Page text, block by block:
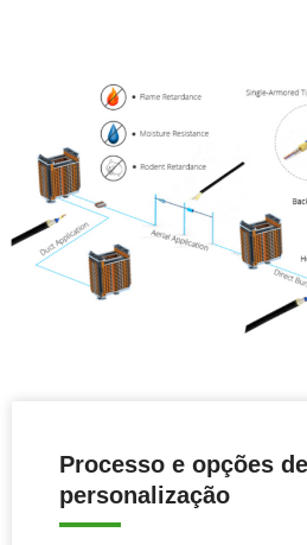
Processo e opções de
personalização